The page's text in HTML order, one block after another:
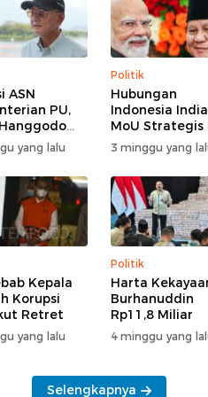
ASN
PU,
yang lalu
Politik
Hubungan
Indonesia
MoU Strategis
Tantangan Baru
3 minggu yang
Kepala
Korupsi
Retret
yang lalu
Politik
Harta
Burhanuddin
Rp11,8 Miliar
4 minggu yang
Selengkapnya